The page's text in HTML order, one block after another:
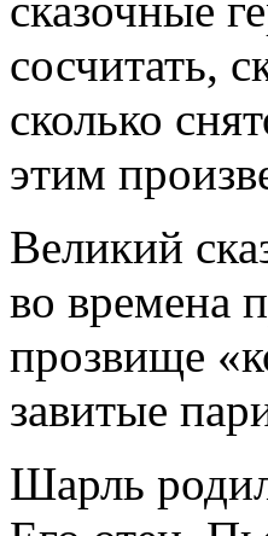
сосчитать,
сколько
этим
Великий
во времена
прозвище
завитые
Шарль